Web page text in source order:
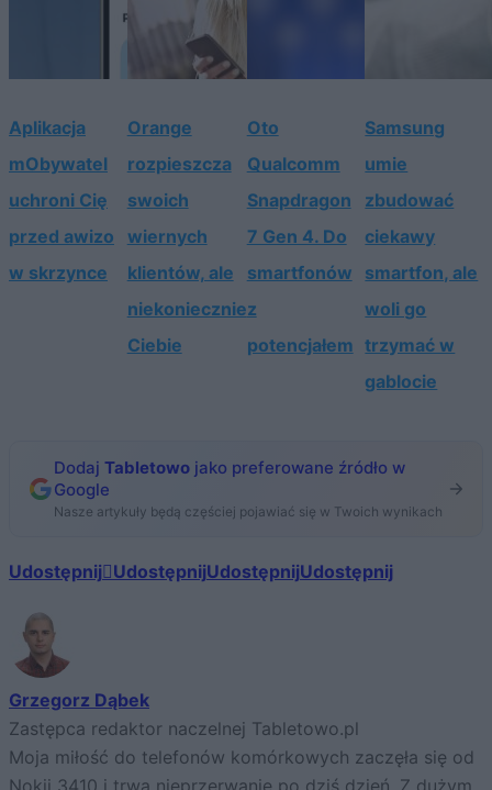
Aplikacja
mObywatel
uchroni Cię
przed awizo
w skrzynce
Orange
rozpieszcza
swoich
wiernych
klientów, ale
niekoniecznie
Ciebie
Oto
Qualcomm
Snapdragon
7 Gen 4. Do
smartfonów
z
potencjałem
Samsung
umie
zbudować
ciekawy
smartfon, ale
woli go
trzymać w
gablocie
Dodaj Tabletowo jako preferowane źródło w
Google
Nasze artykuły będą częściej pojawiać się w Twoich wynikach
Udostępnij UdostępnijUdostępnijUdostępnij
Grzegorz Dąbek
Zastępca redaktor naczelnej Tabletowo.pl
Moja miłość do telefonów komórkowych zaczęła się od